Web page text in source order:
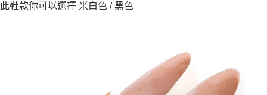
此鞋款你可以選擇 米白色 / 黑色